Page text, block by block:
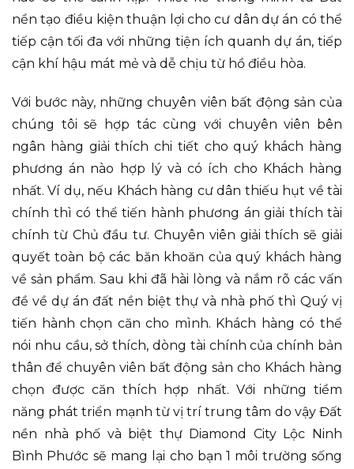
nền tạo điều kiện thuận lợi cho cư dân dự án có thể
tiếp cận tối đa với những tiện ích quanh dự án, tiếp
cận khí hậu mát mẻ và dễ chịu từ hồ điều hòa.
Với bước này, những chuyên viên bất động sản của
chúng tôi sẽ hợp tác cùng với chuyên viên bên
ngân hàng giải thích chi tiết cho quý khách hàng
phương án nào hợp lý và có ích cho Khách hàng
nhất. Ví dụ, nếu Khách hàng cư dân thiếu hụt về tài
chính thì có thể tiến hành phương án giải thích tài
chính từ Chủ đầu tư. Chuyên viên giải thích sẽ giải
quyết toàn bộ các băn khoăn của quý khách hàng
về sản phẩm. Sau khi đã hài lòng và nắm rõ các vấn
đề về dự án đất nền biệt thự và nhà phố thì Quý vị
tiến hành chọn căn cho mình. Khách hàng có thể
nói nhu cầu, sở thích, dòng tài chính của chính bản
thân để chuyên viên bất động sản cho Khách hàng
chọn được căn thích hợp nhất. Với những tiềm
năng phát triển mạnh từ vị trí trung tâm do vậy Đất
nền nhà phố và biệt thự Diamond City Lộc Ninh
Bình Phước sẽ mang lại cho bạn 1 môi trường sống